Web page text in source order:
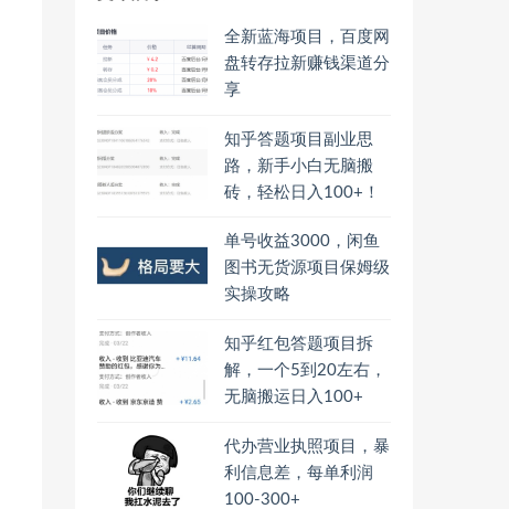
全新蓝海项目，百度网
盘转存拉新赚钱渠道分
享
知乎答题项目副业思
路，新手小白无脑搬
砖，轻松日入100+！
单号收益3000，闲鱼
图书无货源项目保姆级
实操攻略
知乎红包答题项目拆
解，一个5到20左右，
无脑搬运日入100+
代办营业执照项目，暴
利信息差，每单利润
100-300+